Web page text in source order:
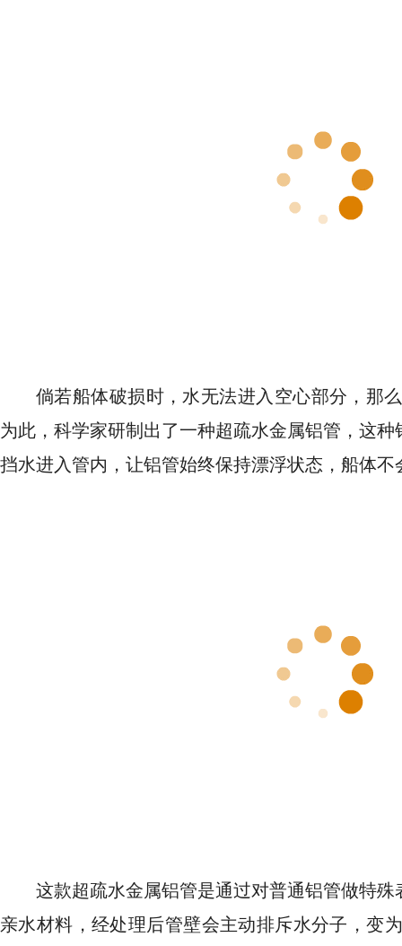
倘若船体破损时，水无法进入空心部分，那
为此，科学家研制出了一种超疏水金属铝管，这
挡水进入管内，让铝管始终保持漂浮状态，船体不
这款超疏水金属铝管是通过对普通铝管做特
亲水材料，经处理后管壁会主动排斥水分子，变